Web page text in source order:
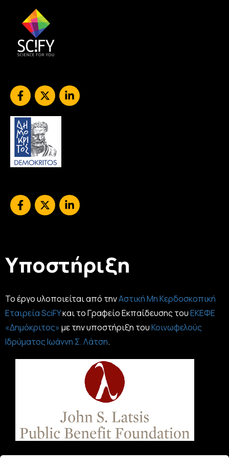
Υποστήριξη
Το έργο υλοποιείται από τηνΑστική Μη Κερδοσκοπική
Εταιρεία SciFYκαι το Γραφείο Εκπαίδευσης τουΕΚΕΦΕ
«Δημόκριτος» με την υποστήριξη τουΚοινωφελούς
Ιδρύματος Ιωάννη Σ. Λάτση.